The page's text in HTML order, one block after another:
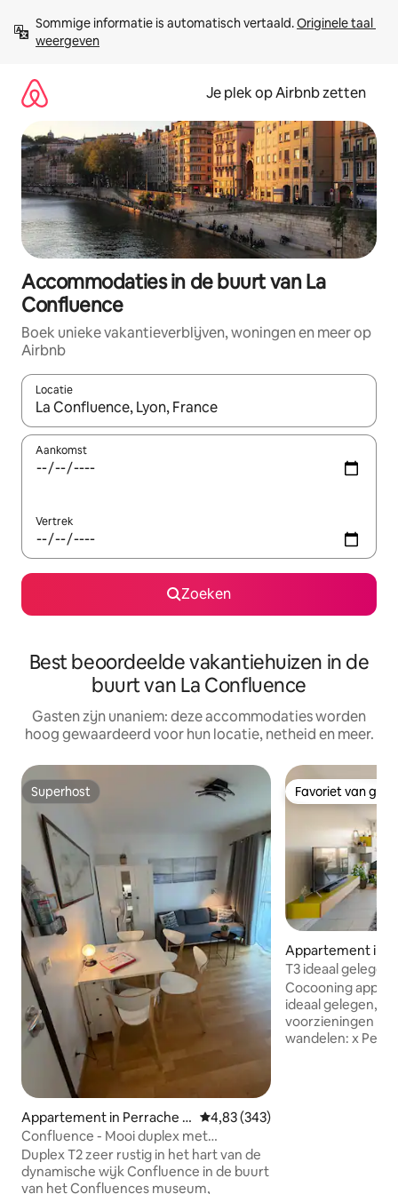
direct
naar
Sommige informatie is automatisch vertaald. Originele taal
weergeven
Je plek op Airbnb zetten
Accommodaties in de buurt van La
Confluence
Boek unieke vakantieverblijven, woningen en meer op
Airbnb
Locatie
Wanneer er resultaten beschikbaar zijn, maak je een keuze
Aankomst
Vertrek
Zoeken
Best beoordeelde vakantiehuizen in de
buurt van La Confluence
Gasten zijn unaniem: deze accommodaties worden
hoog gewaardeerd voor hun locatie, netheid en meer.
Superhost
Superhost
Appartement in Perrache -
Charlemagne
Gemiddelde beoordeling van
4,83 (343)
Confluence - Mooi duplex met
privéparkeerplaats (optie) in
Duplex T2 zeer rustig in het hart van de
dynamische wijk Confluence in de buurt
van het Confluences museum,
Favoriet van
Favoriet van
Appartement in
Charlemagne
T3 ideaal
parkeerplaats
Cocooning
ideaal gelegen,
voorzieningen
wandelen: x